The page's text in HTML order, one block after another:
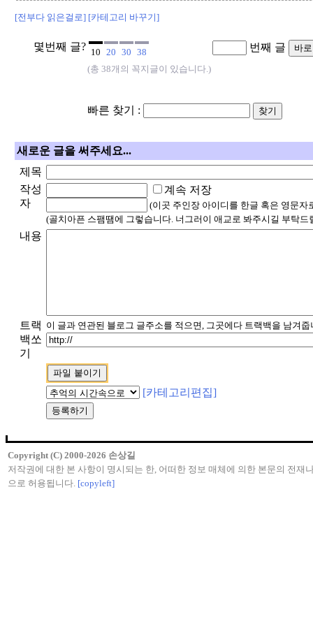
[전부다 읽은걸로] [카테고리 바꾸기]
몇번째 글? 10 20 30 38 번째 글
(총 38개의 꼭지글이 있습니다.)
빠른 찾기 :
새로운 글을 써주세요...
제목
작성
자
계속 저장
(이곳 주인장 아이디를 한글 혹은 영문
(골치아픈 스팸땜에 그렇습니다. 너그러이 애교로 봐주시길 부탁드
내용
트랙
백쏘
기
이 글과 연관된 블로그 글주소를 적으면, 그곳에다 트랙백을 남겨
[카테고리편집]
Copyright (C) 2000-2026 손상길
저작권에 대한 본 사항이 명시되는 한, 어떠한 정보 매체에 의한 본문의 전재
으로 허용됩니다. [copyleft]